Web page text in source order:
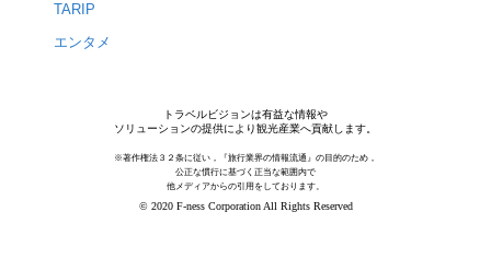
TARIP
エンタメ
トラベルビジョンは有益な情報や
ソリューションの提供により観光産業へ貢献します。
※著作権法３２条に従い，『旅行業界の情報流通』の目的のため，
公正な慣行に基づく正当な範囲内で
他メディアからの引用をしております。
© 2020 F-ness Corporation All Rights Reserved